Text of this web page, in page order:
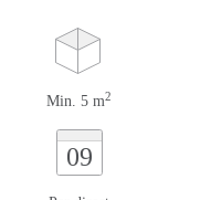
Min. 5 m2
09